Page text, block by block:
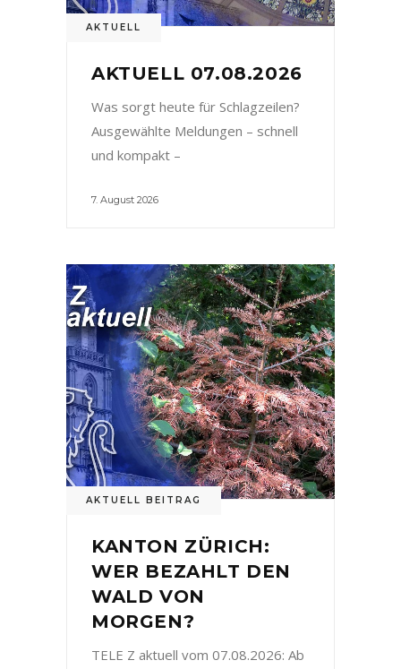
AKTUELL
AKTUELL 07.08.2026
Was sorgt heute für Schlagzeilen?
Ausgewählte Meldungen – schnell
und kompakt –
7. August 2026
AKTUELL BEITRAG
KANTON ZÜRICH:
WER BEZAHLT DEN
WALD VON
MORGEN?
TELE Z aktuell vom 07.08.2026: Ab